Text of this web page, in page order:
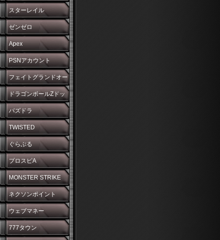
スターレイル
ゼンゼロ
Apex
PSNアカウント
フェイトグランドオー
ダー
ドラゴンボールZドッ
カンバトル
パズドラ
TWISTED
WONDERLAND
ぐらぶる
プロスピA
MONSTER STRIKE
ネクソンポイント
ウェブマネー
777タウン